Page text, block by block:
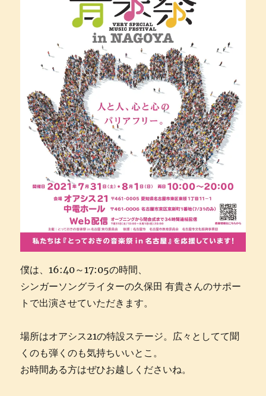
僕は、16:40～17:05の時間、
シンガーソングライターの久保田 有貴さんのサポー
トで出演させていただきます。
場所はオアシス21の特設ステージ。広々としてて聞
くのも弾くのも気持ちいいとこ。
お時間ある方はぜひお越しくださいね。